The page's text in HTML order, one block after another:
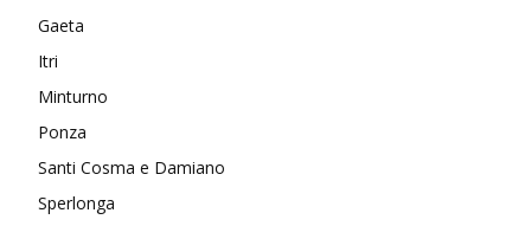
Gaeta
Itri
Minturno
Ponza
Santi Cosma e Damiano
Sperlonga